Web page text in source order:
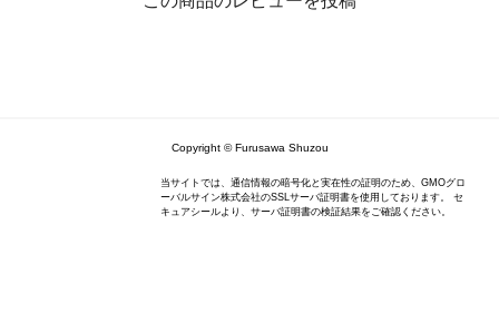
Copyright © Furusawa Shuzou
当サイトでは、通信情報の暗号化と実在性の証明のため、GMOグロ
ーバルサイン株式会社のSSLサーバ証明書を使用しております。 セ
キュアシールより、サーバ証明書の検証結果をご確認ください。